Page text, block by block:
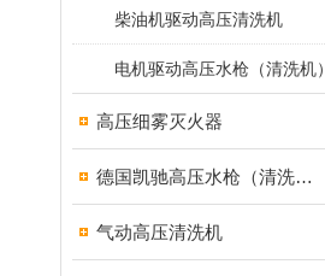
柴油机驱动高压清洗机
电机驱动高压水枪（清洗机）
高压细雾灭火器
德国凯驰高压水枪（清洗机）
气动高压清洗机